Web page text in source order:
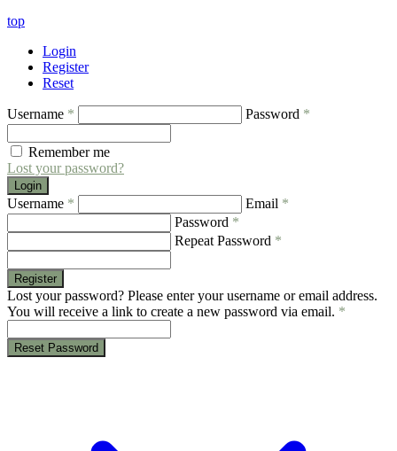
top
Login
Register
Reset
Username * Password *
Remember me
Lost your password?
Login
Username * Email *
Password *
Repeat Password *
Register
Lost your password? Please enter your username or email address.
You will receive a link to create a new password via email. *
Reset Password